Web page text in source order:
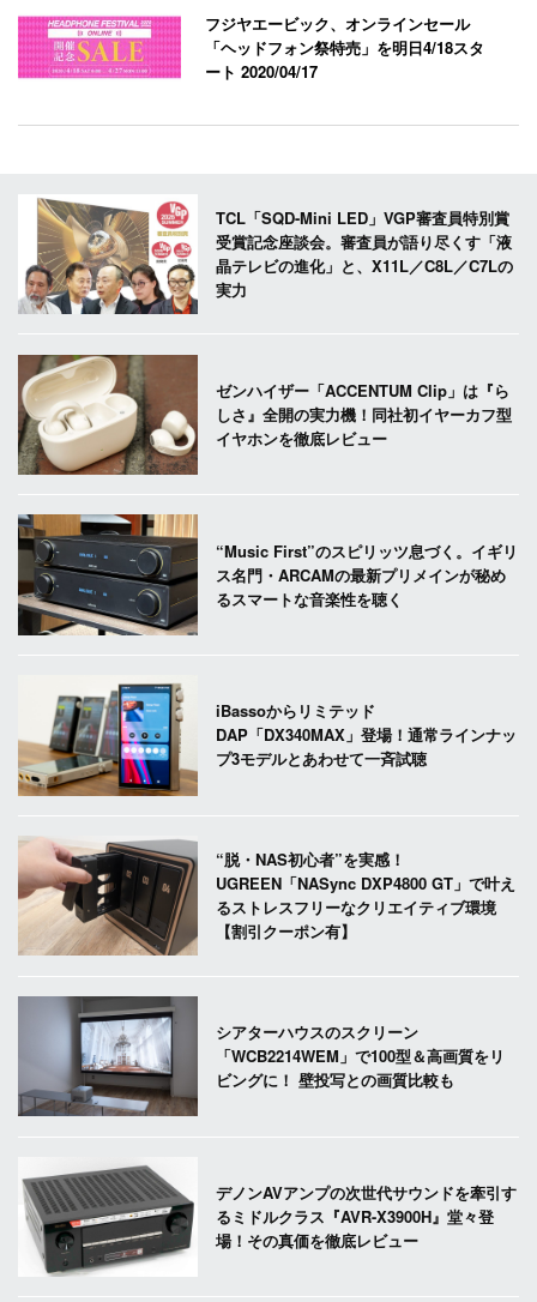
フジヤエービック、オンラインセール
「ヘッドフォン祭特売」を明日4/18スタ
ート2020/04/17
TCL「SQD-Mini LED」VGP審査員特別賞
受賞記念座談会。審査員が語り尽くす「液
晶テレビの進化」と、X11L／C8L／C7Lの
実力
ゼンハイザー「ACCENTUM Clip」は『ら
しさ』全開の実力機！同社初イヤーカフ型
イヤホンを徹底レビュー
“Music First”のスピリッツ息づく。イギリ
ス名門・ARCAMの最新プリメインが秘め
るスマートな音楽性を聴く
iBassoからリミテッド
DAP「DX340MAX」登場！通常ラインナッ
プ3モデルとあわせて一斉試聴
“脱・NAS初心者”を実感！
UGREEN「NASync DXP4800 GT」で叶え
るストレスフリーなクリエイティブ環境
【割引クーポン有】
シアターハウスのスクリーン
「WCB2214WEM」で100型＆高画質をリ
ビングに！ 壁投写との画質比較も
デノンAVアンプの次世代サウンドを牽引す
るミドルクラス『AVR-X3900H』堂々登
場！その真価を徹底レビュー